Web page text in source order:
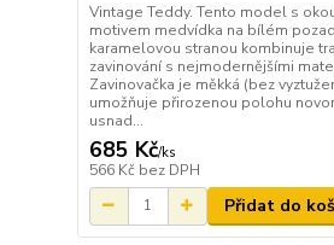
Vintage Teddy. Tento model s
motivem medvídka na bílém
karamelovou stranou kombinuje
zavinování s nejmodernějšími
Zavinovačka je měkká (bez
umožňuje přirozenou polohu
usnad...
685 Kč/ks
566 Kč bez DPH
Přidat do